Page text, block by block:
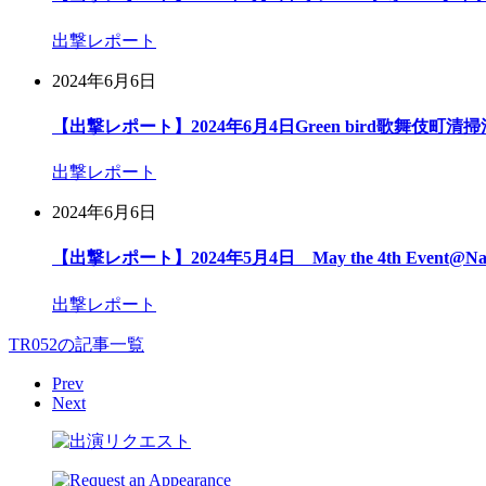
出撃レポート
2024年6月6日
【出撃レポート】2024年6月4日Green bird歌舞伎町清掃
出撃レポート
2024年6月6日
【出撃レポート】2024年5月4日 May the 4th
出撃レポート
TR052の記事一覧
Prev
Next